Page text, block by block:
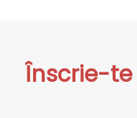
Înscrie-te